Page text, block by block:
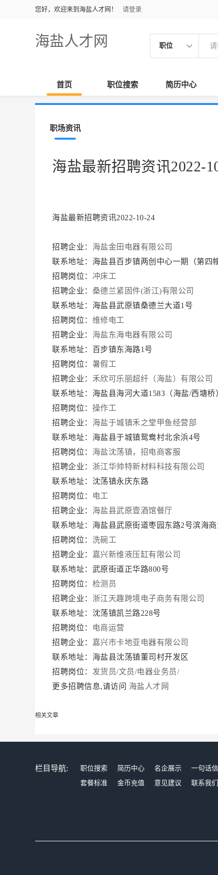
您好，欢迎来到海盐人才网！ 请登录
海盐人才网 职位
首页 职位搜索 简历中心
职场资讯
海盐最新招聘资讯2022-
海盐最新招聘资讯2022-10-24
招聘企业： 海盐金田电器有限公司
联系地址：海盐县百步镇两创中心一期（第四
招聘岗位： 冲床工
招聘企业： 桑德兰紧固件(浙江)有限公司
联系地址：海盐县武原镇桑德兰大道1号
招聘岗位： 维修电工
招聘企业： 海盐东海电器有限公司
联系地址：百步镇东海路1号
招聘岗位： 暑假工
招聘企业： 禾欣可乐丽超纤（海盐）有限公司
联系地址：海盐县海河大道1583（海盐/西塘桥
招聘岗位： 操作工
招聘企业： 海盐于城镇禾之堂甲鱼经营部
联系地址：海盐县于城镇鸳鸯村北余浜4号
招聘岗位： 海盐沈荡镇，招电商客服
招聘企业： 浙江华帅特新材料科技有限公司
联系地址：沈荡镇永庆东路
招聘岗位：
电工
招聘企业： 海盐县武原壹酒馆餐厅
联系地址：海盐县武原街道枣园东路2号滨海
招聘岗位： 洗碗工
招聘企业： 嘉兴新维液压缸有限公司
联系地址：武原街道正华路800号
招聘岗位： 检测员
招聘企业： 浙江天趣跨境电子商务有限公司
联系地址：沈荡镇凯兰路228号
招聘岗位：
电商运营
招聘企业： 嘉兴市卡地亚电器有限公司
联系地址：海盐县沈荡镇董司村开发区
招聘岗位： 发货员/文员/电器业务员/
更多招聘信息,请访问 海盐人才网
相关文章
栏目导航: 职位搜索 简历中心 名企展示 一句话
套餐标准
金币充值 意见建议 联系我们